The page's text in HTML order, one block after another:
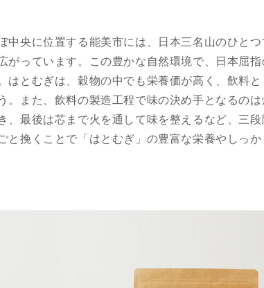
中央に位置する能美市には、日本三名山のひと
がっています。この豊かな自然環境で、日本屈
はとむぎは、穀物の中でも栄養価が高く、飲料
。また、飲料の製造工程で味の決め手となるの
、最後は芯まで火を通して味を整えるなど、三
と挽くことで「はとむぎ」の豊富な栄養やしっ